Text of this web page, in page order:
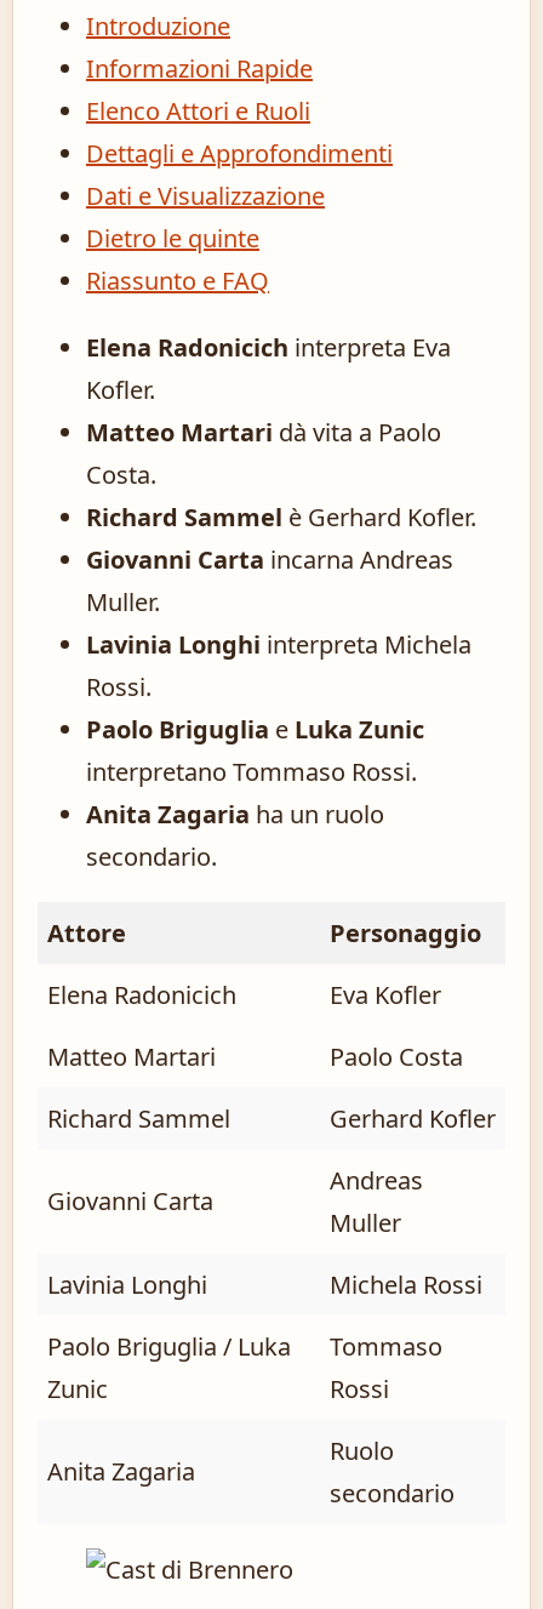
Introduzione
Informazioni Rapide
Elenco Attori e Ruoli
Dettagli e Approfondimenti
Dati e Visualizzazione
Dietro le quinte
Riassunto e FAQ
Elena Radonicich interpreta Eva
Kofler.
Matteo Martari dà vita a Paolo
Costa.
Richard Sammel è Gerhard Kofler.
Giovanni Carta incarna Andreas
Muller.
Lavinia Longhi interpreta Michela
Rossi.
Paolo Briguglia e Luka Zunic
interpretano Tommaso Rossi.
Anita Zagaria ha un ruolo
secondario.
Attore
Personaggio
Elena Radonicich
Eva Kofler
Matteo Martari
Paolo Costa
Richard Sammel
Gerhard Kofler
Giovanni Carta
Andreas
Muller
Lavinia Longhi
Michela Rossi
Paolo Briguglia / Luka
Zunic
Tommaso
Rossi
Anita Zagaria
Ruolo
secondario